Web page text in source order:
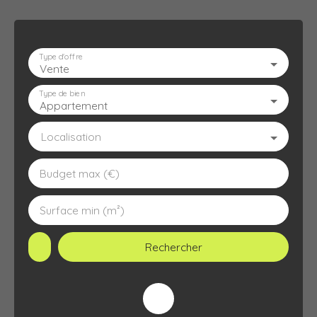
ACCUEIL ESTIMATION
Vente
Type d'offre
Appartement
Type de bien
Localisation
Budget max (€)
Surface min (m²)
Rechercher